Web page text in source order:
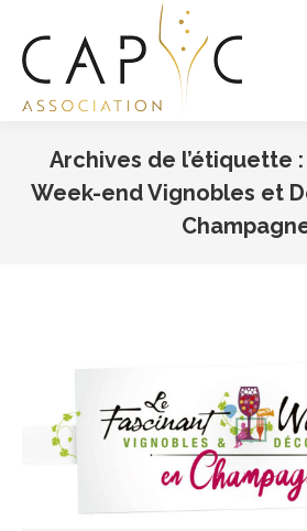
Archives de l’étiquette :
Week-end Vignobles et